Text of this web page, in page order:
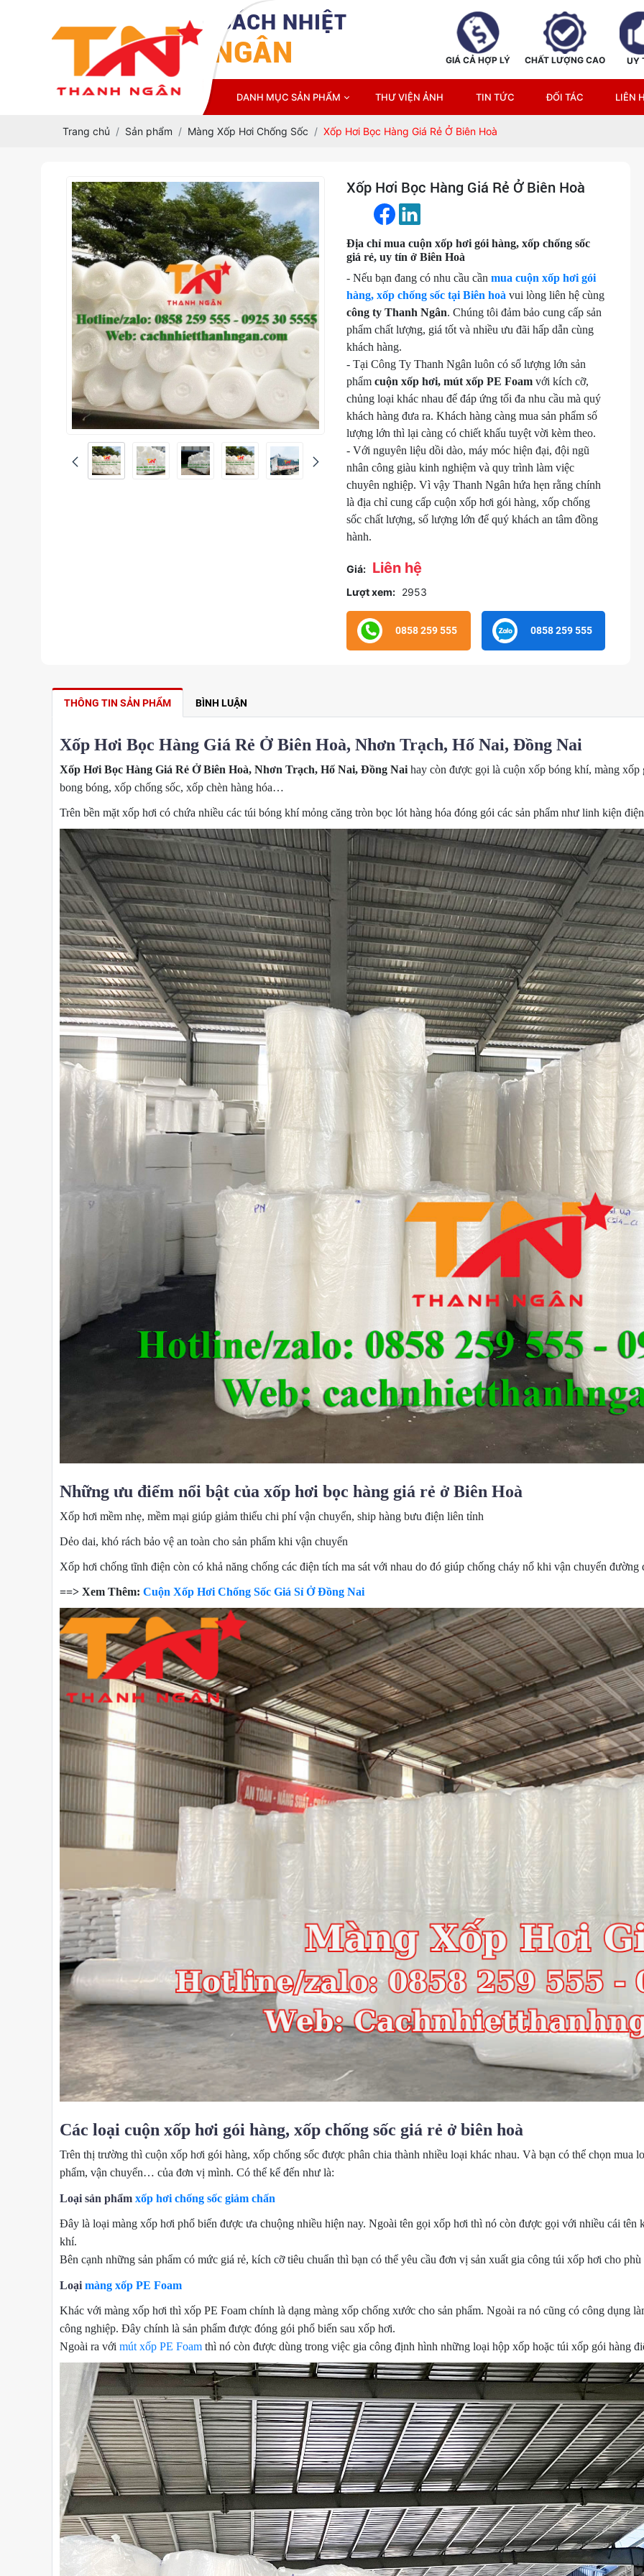
CÔNG TY TNHH CÁCH NHIỆT
THANH NGÂN GIÁ CẢ HỢP LÝ CHẤT LƯỢNG CAO UY
TRANG CHỦ GIỚI THIỆU DANH MỤC SẢN PHẨM THƯ VIỆN ẢNH TIN TỨC ĐỐI TÁC LIÊN
Trang chủ Sản phẩm Màng Xốp Hơi Chống Sốc Xốp Hơi Bọc Hàng Giá Rẻ Ở Biên Hoà
Xốp Hơi Bọc Hàng Giá Rẻ Ở Biên Hoà
Địa chỉ mua cuộn xốp hơi gói hàng, xốp chống sốc
giá rẻ, uy tín ở Biên Hoà
- Nếu bạn đang có nhu cầu cần mua cuộn xốp hơi gói
hàng, xốp chống sốc tại Biên hoà vui lòng liên hệ cùng
công ty Thanh Ngân. Chúng tôi đảm bảo cung cấp sản
phẩm chất lượng, giá tốt và nhiều ưu đãi hấp dẫn cùng
khách hàng.
- Tại Công Ty Thanh Ngân luôn có số lượng lớn sản
phẩm cuộn xốp hơi, mút xốp PE Foam với kích cỡ,
chủng loại khác nhau để đáp ứng tối đa nhu cầu mà quý
khách hàng đưa ra. Khách hàng càng mua sản phẩm số
lượng lớn thì lại càng có chiết khấu tuyệt vời kèm theo.
- Với nguyên liệu dồi dào, máy móc hiện đại, đội ngũ
nhân công giàu kinh nghiệm và quy trình làm việc
chuyên nghiệp. Vì vậy Thanh Ngân hứa hẹn rằng chính
là địa chỉ cung cấp cuộn xốp hơi gói hàng, xốp chống
sốc chất lượng, số lượng lớn để quý khách an tâm đồng
hành.
Giá: Liên hệ
Lượt xem: 2953
0858 259 555 0858 259 555
THÔNG TIN SẢN PHẨM BÌNH LUẬN
Xốp Hơi Bọc Hàng Giá Rẻ Ở Biên Hoà, Nhơn Trạch, Hố Nai, Đồng Nai
Xốp Hơi Bọc Hàng Giá Rẻ Ở Biên Hoà, Nhơn Trạch, Hố Nai, Đồng Nai hay còn được gọi là cuộn xốp bóng khí, màng
bong bóng, xốp chống sốc, xốp chèn hàng hóa…
Trên bền mặt xốp hơi có chứa nhiều các túi bóng khí mỏng căng tròn bọc lót hàng hóa đóng gói các sản phẩm như linh kiện
Những ưu điểm nổi bật của xốp hơi bọc hàng giá rẻ ở Biên Hoà
Xốp hơi mềm nhẹ, mềm mại giúp giảm thiểu chi phí vận chuyển, ship hàng bưu điện liên tỉnh
Dẻo dai, khó rách bảo vệ an toàn cho sản phẩm khi vận chuyển
Xốp hơi chống tĩnh điện còn có khả năng chống các điện tích ma sát với nhau do đó giúp chống cháy nổ khi vận chuyển đường
==> Xem Thêm: Cuộn Xốp Hơi Chống Sốc Giá Sỉ Ở Đồng Nai
Các loại cuộn xốp hơi gói hàng, xốp chống sốc giá rẻ ở biên hoà
Trên thị trường thì cuộn xốp hơi gói hàng, xốp chống sốc được phân chia thành nhiều loại khác nhau. Và bạn có thể chọn mua
phẩm, vận chuyển… của đơn vị mình. Có thể kể đến như là:
Loại sản phẩm xốp hơi chống sốc giảm chấn
Đây là loại màng xốp hơi phổ biến được ưa chuộng nhiều hiện nay. Ngoài tên gọi xốp hơi thì nó còn được gọi với nhiều cái
khí.
Bên cạnh những sản phẩm có mức giá rẻ, kích cỡ tiêu chuẩn thì bạn có thể yêu cầu đơn vị sản xuất gia công túi xốp hơi cho
Loại màng xốp PE Foam
Khác với màng xốp hơi thì xốp PE Foam chính là dạng màng xốp chống xước cho sản phẩm. Ngoài ra nó cũng có công dụng
công nghiệp. Đây chính là sản phẩm được đóng gói phổ biến sau xốp hơi.
Ngoài ra với mút xốp PE Foam thì nó còn được dùng trong việc gia công định hình những loại hộp xốp hoặc túi xốp gói hàng